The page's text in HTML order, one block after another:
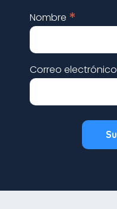
Nombre *
Correo electrónico